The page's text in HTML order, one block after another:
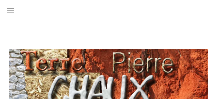
Aller
PARTICIPATIFS
CHANTIERS RÉALISÉS